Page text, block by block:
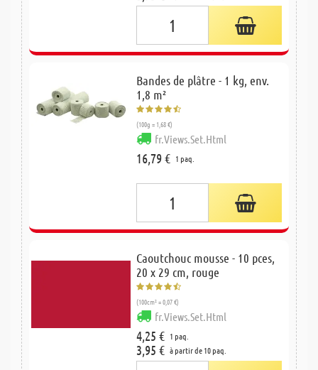
Bandes de plâtre - 1 kg, env.
1,8 m²
(100g = 1,68 €)
fr.Views.Set.Html
16,79 € 1 paq.
Caoutchouc mousse - 10 pces,
20 x 29 cm, rouge
(100cm² = 0,07 €)
fr.Views.Set.Html
4,25 € 1 paq.
3,95 € à partir de 10 paq.